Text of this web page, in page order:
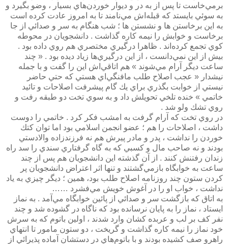
برمي‌خاست تا پس از به در و ديوار خوردن‌هاي بسيار ، وضو بگيرد و
به سوئي بايستد كه قبله‌اش مي‌نامند تا به امروز عادت كرده است
به اين برخاستن ها و نشستن ها ؛ شب هنگام به سر و صدائي از جا
برخاست و خوابش را نيمه كاره گذاشت . دانشجويان در محوطه
كوي تجمع كرده‌اند . ظاهرا درگيري مختصري هم روي داده بود .
بيش از اين نمي‌دانست ، از اين درگيري‌ها زياد ديده بود . « چند
ساعت ديگر آرام مي‌شوند » هم اتاقي‌اش اين را گفت و با جمله
نيشدار « عجب اصلاح طلب مافنگي‌اي هستي كه حتي حاضر
نيستي از خوابت بگذري براي يك گام پيشرفت اصلاحات و تائيد
خاتمي » خنده تلخي تحويلش داد و به سوي تخت دو طبقه رفت و
روي تشك ولو شد .
در روي تخت كه آرام گرفت به امشب فكر كرد . خاتمي را دوست
داشت ، اصلاحات را هم ؛‌ عضو انجمن اسلامي بود اما توان كتك
خوردن را نداشت ، پدر و مادر پيرش هم نه فرزندزاده والادستي
بودند و نه صاحب مال و كسبي كه به گاه گرفتاري سندي را سد راه
زندان رفتنش كنند . از آن گذشته اين دانشجويان هم پس از چند
ساعت به خوابگاه بازمي‌گشتند و تنها اثر اعتراض دانشجويان پر
كردن ستون چند روزنامه اصلاح طلب بود، ‌همين ؛ ديگر چيزي به ياد
نداشت ، خواب او را در آغوش خويش مي‌فشرد ……
به اتاق كه بازگشت سر و صدائي از پائين خوابگاه مي‌آمد . به نماز
ايستاد ، نماز را به پايان نرسانده بود كه ناگاه در گشوده شد و چند
نفر كف بر لب و عربده كشان وارد شدند ، اولين باتوم كه به سرش
خود نماز را نيمه كاره گذاشت و گريخت ، دو ستون مامور تا انتهاي
راهرو صف كشيده بودند و با باتوم‌هاي در دستشان آماده پذيرائي از